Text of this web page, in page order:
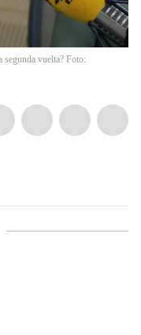
segunda vuelta? Foto: